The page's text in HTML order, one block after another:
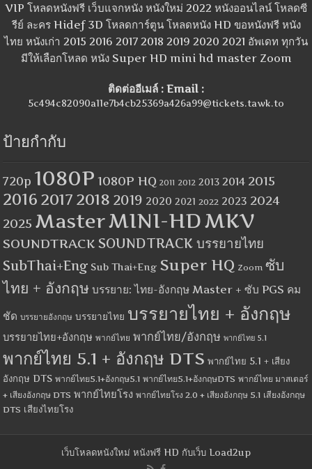
VIP โหลดหนังฟรี เว็บแจกหนัง หนังใหม่ 2022 หนังออนไลน์ โหลดซี
รีย์ ละคร Hidef 3D โหลดการ์ตูน โหลดหนัง HD ขอหนังฟรี หนัง
ไทย หนังเก่า 2015 2016 2017 2018 2019 2020 2021 อัพเดท ทุกวัน
มีให้เลือกโหลด หนัง Super HD mini hd master Zoom
ติดต่ออีเมล์ : Email :
5c494c82090a11e7b4cb25369a426a99@tickets.tawk.to
ป้ายกำกับ
720p 1080P 1080P HQ 2011 2012 2013 2014 2015
2016 2017 2018 2019 2020 2021 2022 2023 2024
2025 MasterMINI-HDMKV
SOUNDTRACK SOUNDTRACK บรรยายไทย
SubThai+Eng Sub Thai+Eng Super HQ Zoom ซับ
ไทย + อังกฤษ บรรยาย: ไทย-อังกฤษ Master + ซับ PGS คม
ชัด บรรยายอังกฤษ บรรยายไทย บรรยายไทย + อังกฤษ
บรรยายไทย+อังกฤษ พากย์ไทย พากย์ไทย/อังกฤษ พากย์ไทย 5.1
พากย์ไทย 5.1 + อังกฤษ DTS พากย์ไทย 5.1 + เสียง
อังกฤษ DTS พากย์ไทย5.1+อังกฤษ5.1 พากย์ไทย5.1+อังกฤษDTS พากย์ไทย มาสเตอร์
+ เสียงอังกฤษ DTS พากย์ไทยโรง พากย์ไทยโรง 2.0 + เสียงอังกฤษ 5.1 เสียงอังกฤษ
DTS เสียงไทยโรง
เว็บโหลดหนังใหม่ หนังฟรี HD กับเว็บ Load2up